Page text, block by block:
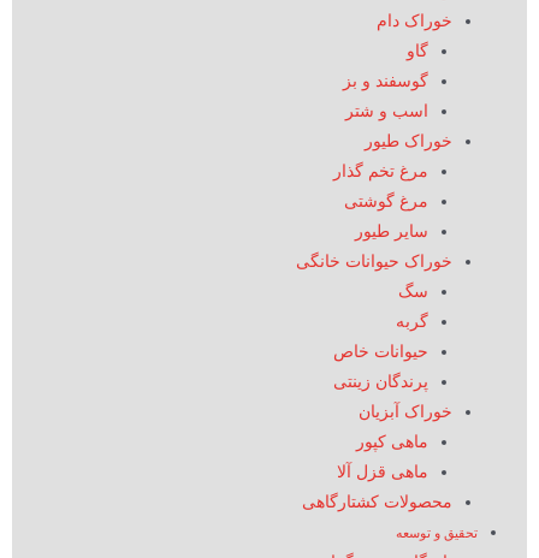
خوراک دام
گاو
گوسفند و بز
اسب و شتر
خوراک طیور
مرغ تخم گذار
مرغ گوشتی
سایر طیور
خوراک حیوانات خانگی
سگ
گربه
حیوانات خاص
پرندگان زینتی
خوراک آبزیان
ماهی کپور
ماهی قزل آلا
محصولات کشتارگاهی
تحقیق و توسعه